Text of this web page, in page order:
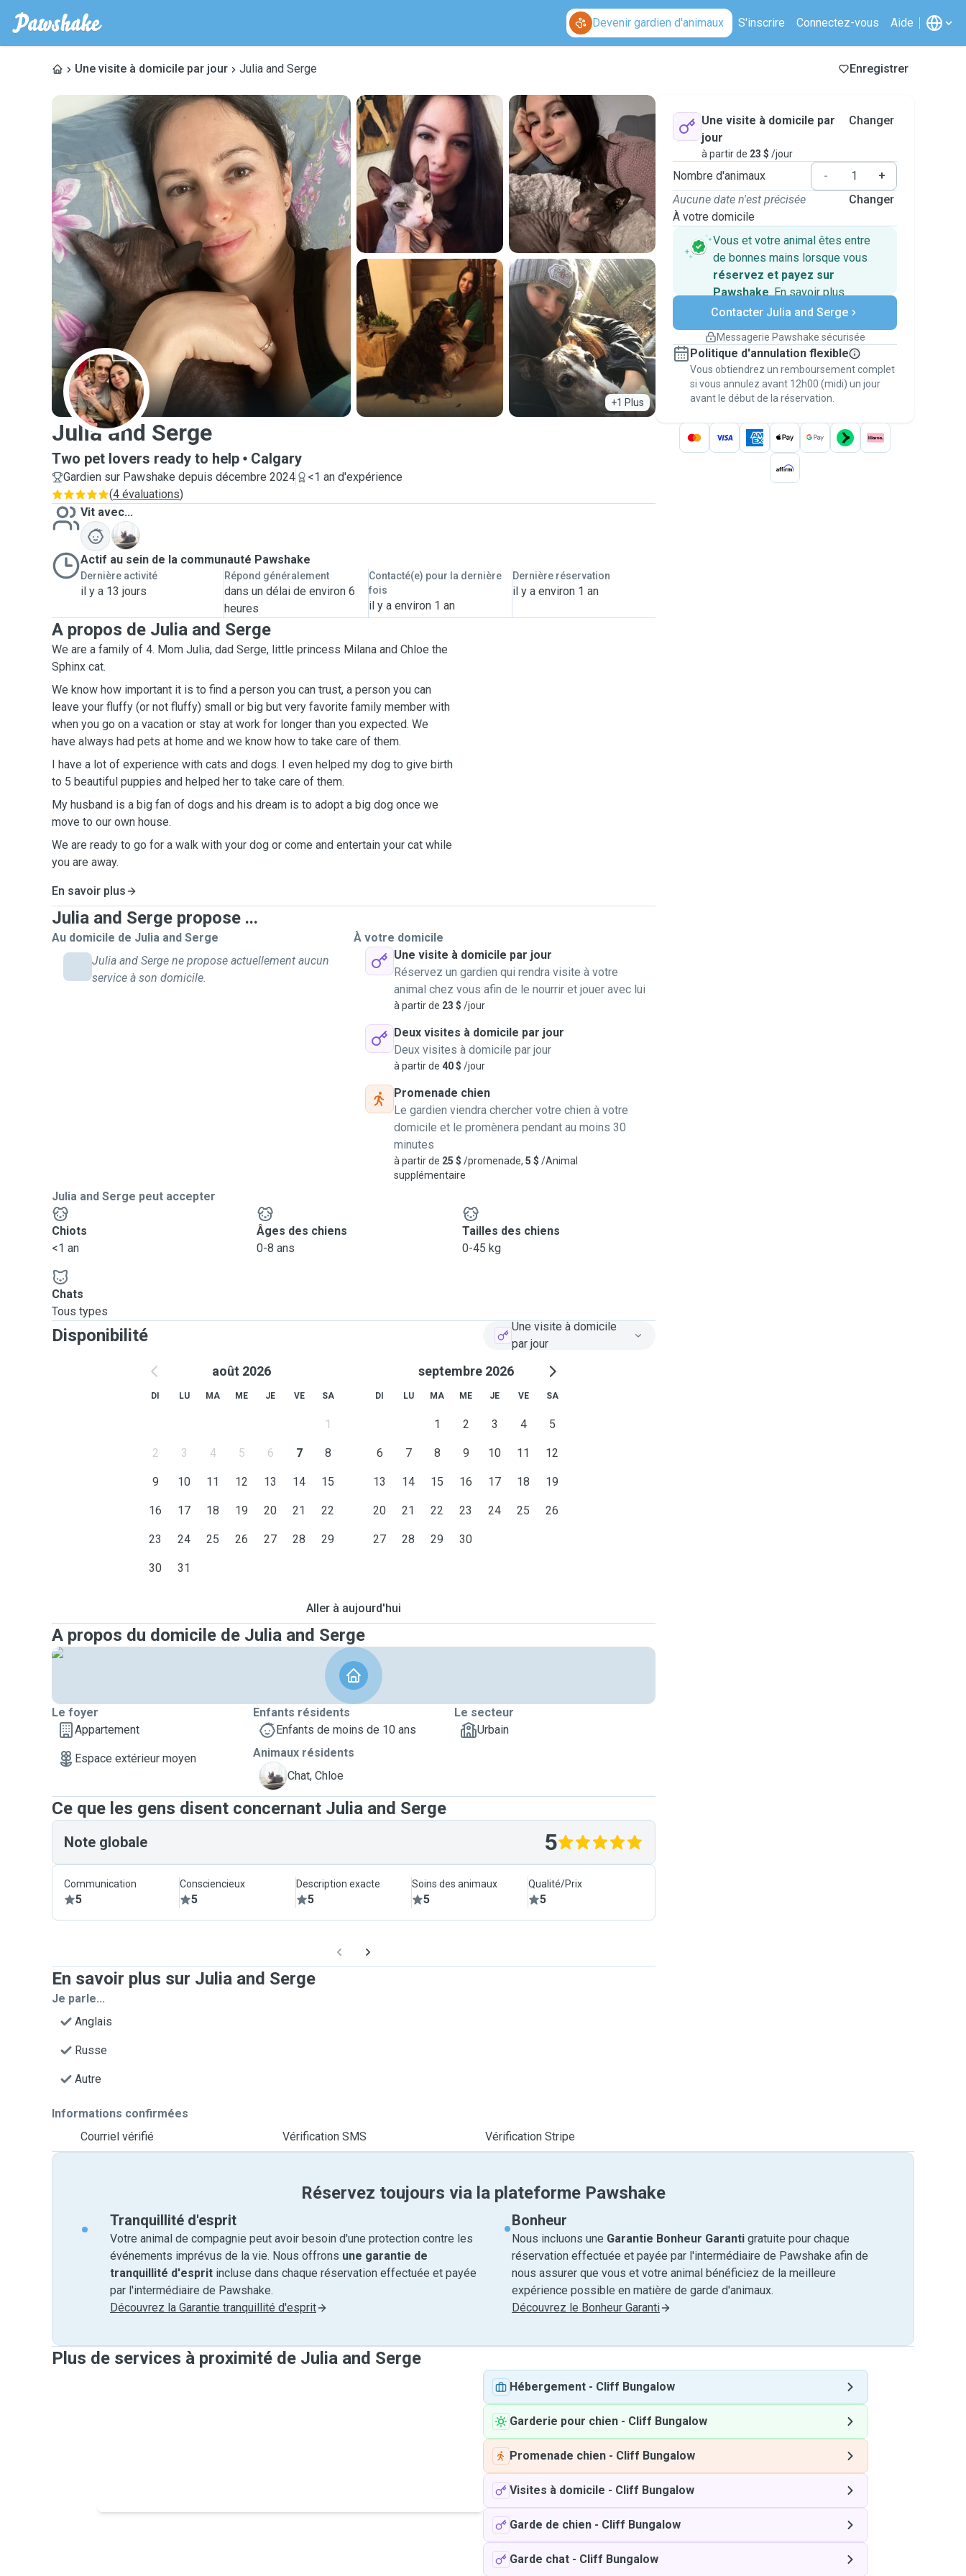
Devenir gardien d'animaux S'inscrire Connectez-vous Aide
Une visite à domicile par jour Julia and Serge Enregistrer
+1 Plus
J
Julia and Serge
Two pet lovers ready to help Calgary
Gardien sur Pawshake depuis décembre 2024
<1 an d'expérience
(4 évaluations)
Vit avec...
C
Actif au sein de la communauté Pawshake
Dernière activité
il y a 13 jours
Répond généralement
dans un délai de environ 6
heures
Contacté(e) pour la dernière
fois
il y a environ 1 an
Dernière réservation
il y a environ 1 an
A propos de Julia and Serge
We are a family of 4. Mom Julia, dad Serge, little princess Milana and Chloe the
Sphinx cat.
We know how important it is to find a person you can trust, a person you can
leave your fluffy (or not fluffy) small or big but very favorite family member with
when you go on a vacation or stay at work for longer than you expected. We
have always had pets at home and we know how to take care of them.
I have a lot of experience with cats and dogs. I even helped my dog to give birth
to 5 beautiful puppies and helped her to take care of them.
My husband is a big fan of dogs and his dream is to adopt a big dog once we
move to our own house.
We are ready to go for a walk with your dog or come and entertain your cat while
you are away.
En savoir plus
Julia and Serge propose ...
Au domicile de Julia and Serge
Julia and Serge ne propose actuellement aucun
service à son domicile.
À votre domicile
Une visite à domicile par jour
Réservez un gardien qui rendra visite à votre
animal chez vous afin de le nourrir et jouer avec lui
à partir de 23 $ /jour
Deux visites à domicile par jour
Deux visites à domicile par jour
à partir de 40 $ /jour
Promenade chien
Le gardien viendra chercher votre chien à votre
domicile et le promènera pendant au moins 30
minutes
à partir de 25 $ /promenade, 5 $ /Animal
supplémentaire
Julia and Serge peut accepter
Chiots
<1 an
Âges des chiens
0-8 ans
Tailles des chiens
0-45 kg
Chats
Tous types
Disponibilité
Une visite à domicile
par jour
août 2026
DI LU MA ME JE VE SA
1
2 3 4 5 6 7 8
9 10 11 12 13 14 15
16 17 18 19 20 21 22
23 24 25 26 27 28 29
30 31
septembre 2026
DI LU MA ME JE VE SA
1 2 3 4 5
6 7 8 9 10 11 12
13 14 15 16 17 18 19
20 21 22 23 24 25 26
27 28 29 30
Aller à aujourd'hui
A propos du domicile de Julia and Serge
Le foyer
Appartement
Espace extérieur moyen
Enfants résidents
Enfants de moins de 10 ans
Animaux résidents
C
Chat, Chloe
Le secteur
Urbain
Ce que les gens disent concernant Julia and Serge
Note globale 5
Communication
5
Consciencieux
5
Description exacte
5
Soins des animaux
5
Qualité/Prix
5
En savoir plus sur Julia and Serge
Je parle...
Anglais
Russe
Autre
Informations confirmées
Courriel vérifié
Vérification SMS Vérification Stripe
Une visite à domicile par
jour
à partir de 23 $ /jour
Changer
Nombre d'animaux -
+
Aucune date n'est précisée
À votre domicile
Changer
Vous et votre animal êtes entre
de bonnes mains lorsque vous
réservez et payez sur
Pawshake. En savoir plus
Paiements sécurisés
Assistance en cas de
Réservations couvertes par
nos garanties
Gardez tout sur Pawshake (du premier
message au paiement) pour bénéficier de la
Garantie Pawshake.
Contacter Julia and Serge
Messagerie Pawshake sécurisée
Politique d'annulation flexible
Vous obtiendrez un remboursement complet
si vous annulez avant 12h00 (midi) un jour
avant le début de la réservation.
Réservez toujours via la plateforme Pawshake
Tranquillité d'esprit
Votre animal de compagnie peut avoir besoin d'une protection contre les
événements imprévus de la vie. Nous offrons une garantie de
tranquillité d'esprit incluse dans chaque réservation effectuée et payée
par l'intermédiaire de Pawshake.
Découvrez la Garantie tranquillité d'esprit
Bonheur
Nous incluons une Garantie Bonheur Garanti gratuite pour chaque
réservation effectuée et payée par l'intermédiaire de Pawshake afin de
nous assurer que vous et votre animal bénéficiez de la meilleure
expérience possible en matière de garde d'animaux.
Découvrez le Bonheur Garanti
Plus de services à proximité de Julia and Serge
Hébergement - Cliff Bungalow
Garderie pour chien - Cliff Bungalow
Promenade chien - Cliff Bungalow
Visites à domicile - Cliff Bungalow
Garde de chien - Cliff Bungalow
Garde chat - Cliff Bungalow